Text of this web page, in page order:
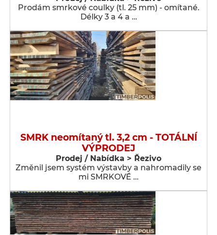
Prodám smrkové coulky (tl. 25 mm) - omítané.
Délky 3 a 4 a …
SMRK neomítaný tl. 3,2 cm - TOTÁLNÍ
VÝPRODEJ
Prodej / Nabídka > Řezivo
Změnil jsem systém výstavby a nahromadily se
mi SMRKOVÉ …